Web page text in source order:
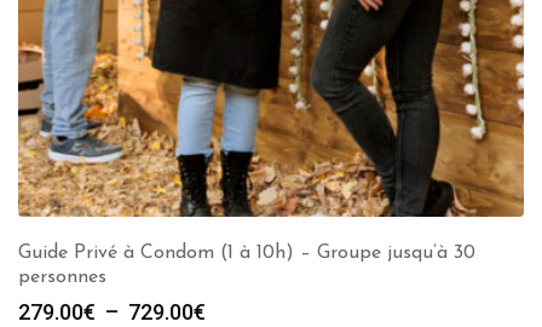
Guide Privé à Condom (1 à 10h) – Groupe jusqu’à 30
personnes
279.00€ – 729.00€